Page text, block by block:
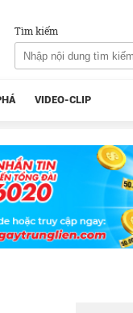
Tìm kiếm
VIDEO-CLIP